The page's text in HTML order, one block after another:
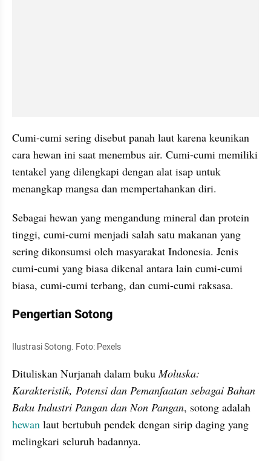
Cumi-cumi sering disebut panah laut karena keunikan
cara hewan ini saat menembus air. Cumi-cumi memiliki
tentakel yang dilengkapi dengan alat isap untuk
menangkap mangsa dan mempertahankan diri.
Sebagai hewan yang mengandung mineral dan protein
tinggi, cumi-cumi menjadi salah satu makanan yang
sering dikonsumsi oleh masyarakat Indonesia. Jenis
cumi-cumi yang biasa dikenal antara lain cumi-cumi
biasa, cumi-cumi terbang, dan cumi-cumi raksasa.
Pengertian Sotong
Ilustrasi Sotong. Foto: Pexels
Dituliskan Nurjanah dalam buku Moluska:
Karakteristik, Potensi dan Pemanfaatan sebagai Bahan
Baku Industri Pangan dan Non Pangan
hewan laut bertubuh pendek dengan sirip daging yang
melingkari seluruh badannya.